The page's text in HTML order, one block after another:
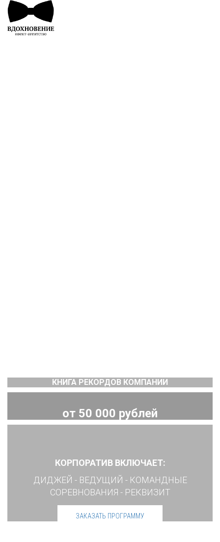
КНИГА РЕКОРДОВ КОМПАНИИ
от 50 000 рублей
КОРПОРАТИВ ВКЛЮЧАЕТ:
ДИДЖЕЙ - ВЕДУЩИЙ - КОМАНДНЫЕ
СОРЕВНОВАНИЯ - РЕКВИЗИТ
ЗАКАЗАТЬ ПРОГРАММУ